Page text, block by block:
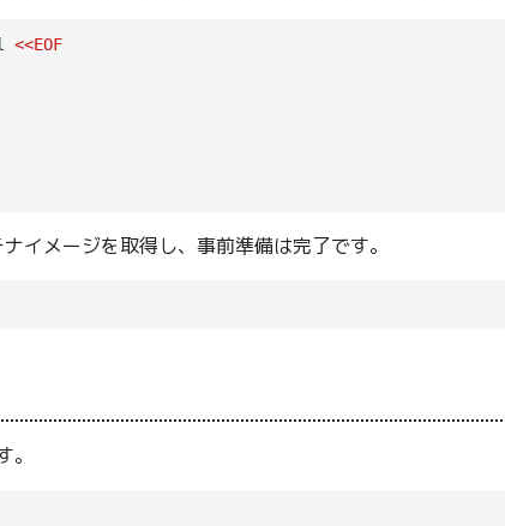
<<EOF
イメージを取得し、事前準備は完了です。